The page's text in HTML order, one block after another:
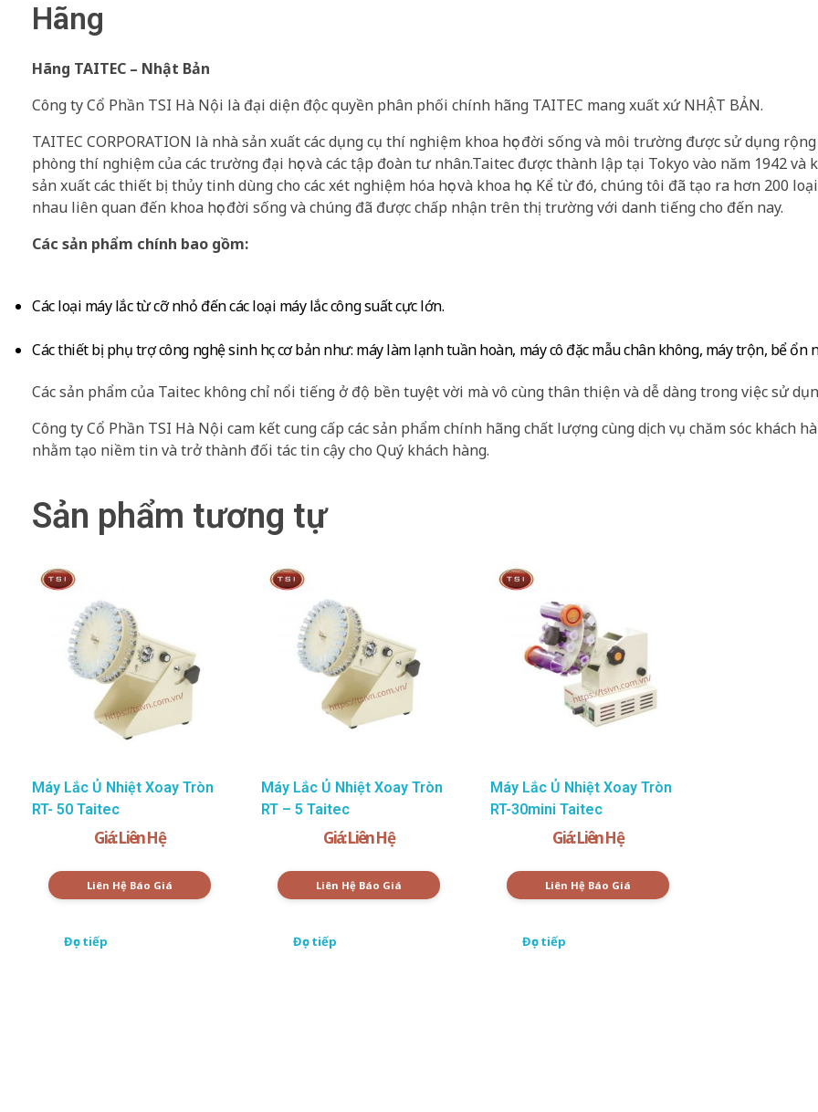
Hãng
Hãng TAITEC – Nhật Bản
Công ty Cổ Phần TSI Hà Nội là đại diện độc quyền phân phối chính hãng TAITEC mang xuất xứ NHẬT BẢN.
TAITEC CORPORATION là nhà sản xuất các dụng cụ thí nghiệm khoa học đời sống và môi trường được sử dụng
phòng thí nghiệm của các trường đại học và các tập đoàn tư nhân.Taitec được thành lập tại Tokyo vào năm 1942 và
sản xuất các thiết bị thủy tinh dùng cho các xét nghiệm hóa học và khoa học. Kể từ đó, chúng tôi đã tạo ra hơn 200
nhau liên quan đến khoa học đời sống và chúng đã được chấp nhận trên thị trường với danh tiếng cho đến nay.
Các sản phẩm chính bao gồm:
Các loại máy lắc từ cỡ nhỏ đến các loại máy lắc công suất cực lớn.
Các thiết bị phụ trợ công nghệ sinh học cơ bản như: máy làm lạnh tuần hoàn, máy cô đặc mẫu chân không, máy trộn, bể ổn
Các sản phẩm của Taitec không chỉ nổi tiếng ở độ bền tuyệt vời mà vô cùng thân thiện và dễ dàng trong việc sử
Công ty Cổ Phần TSI Hà Nội cam kết cung cấp các sản phẩm chính hãng chất lượng cùng dịch vụ chăm sóc khách
nhằm tạo niềm tin và trở thành đối tác tin cậy cho Quý khách hàng.
Sản phẩm tương tự
Máy Lắc Ủ Nhiệt Xoay Tròn
RT- 50 Taitec
Giá: Liên Hệ
Liên Hệ Báo Giá
Đọc tiếp
Máy Lắc Ủ Nhiệt Xoay Tròn
RT – 5 Taitec
Giá: Liên Hệ
Liên Hệ Báo Giá
Đọc tiếp
Máy Lắc Ủ Nhiệt Xoay Tròn
RT-30mini Taitec
Giá: Liên Hệ
Liên Hệ Báo Giá
Đọc tiếp